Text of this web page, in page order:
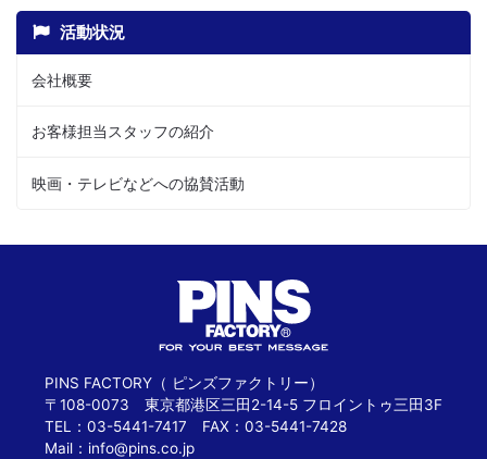
活動状況
会社概要
お客様担当スタッフの紹介
映画・テレビなどへの協賛活動
PINS FACTORY（ ピンズファクトリー）
〒108-0073 東京都港区三田2-14-5 フロイントゥ三田3F
TEL：03-5441-7417 FAX：03-5441-7428
Mail： info@pins.co.jp